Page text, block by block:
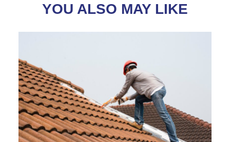
YOU ALSO MAY LIKE